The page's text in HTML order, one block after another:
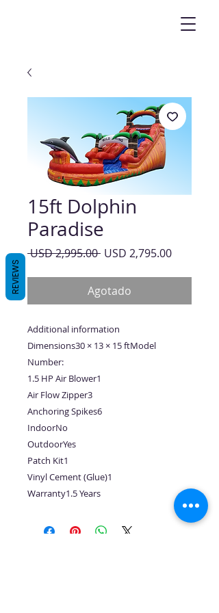
15ft Dolphin
Paradise
USD 2,995.00 Precio
USD 2,795.00Precio
Agotado
Additional information
Dimensions30 × 13 × 15 ftModel
Number:
1.5 HP Air Blower1
Air Flow Zipper3
Anchoring Spikes6
IndoorNo
OutdoorYes
Patch Kit1
Vinyl Cement (Glue)1
Warranty1.5 Years
REVIEWS